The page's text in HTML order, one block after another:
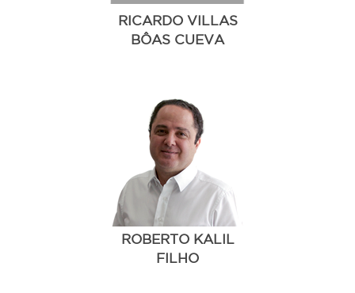
RICARDO VILLAS
BÔAS CUEVA
ROBERTO KALIL
FILHO